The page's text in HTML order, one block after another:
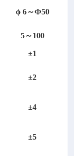
ϕ 6～Ф50
5～100
±1
±2
±4
±5